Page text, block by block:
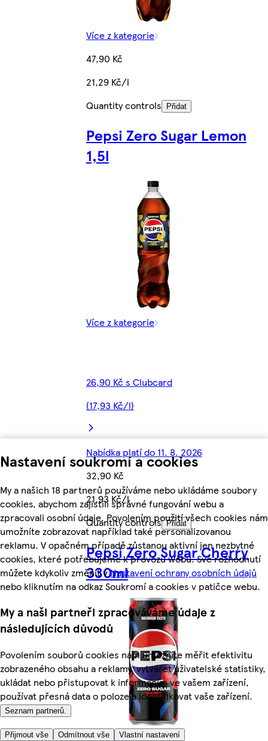
Nastavení soukromí a cookies
My a našich 18 partnerů používáme nebo ukládáme soubory
cookies, abychom zajistili správné fungování webu a
zpracovali osobní údaje. Povolením použití všech cookies nám
umožníte zobrazovat například také personalizovanou
reklamu. V opačném případě zůstanou aktivní jen nezbytné
cookies, které potřebujeme k provozu webu. Své rozhodnutí
můžete kdykoliv změnit vNastavení ochrany osobních údajů
nebo kliknutím na odkaz Soukromí a cookies v patičce webu.
My a naši partneři zpracováváme údaje z
následujících důvodů
Povolením souborů cookies nám umožníte měřit efektivitu
zobrazeného obsahu a reklamy, vytvářet uživatelské statistiky,
ukládat nebo přistupovat k informacím ve vašem zařízení,
používat přesná data o poloze a identifikovat vaše zařízení.
Seznam partnerů.
Přijmout vše Odmítnout vše Vlastní nastavení
Více z kategorie
47,90 Kč
21,29 Kč/l
Quantity controls
Přidat
Pepsi Zero Sugar Lemon
1,5l
Více z kategorie
26,90 Kč s Clubcard
(17,93 Kč/l)
Nabídka platí do 11. 8. 2026
32,90 Kč
21,93 Kč/l
Quantity controls Přidat
Pepsi Zero Sugar Cherry
330ml